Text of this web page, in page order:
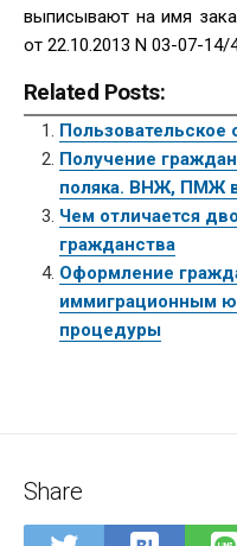
выписывают на имя
от 22.10.2013 N 03-07-14/
Related Posts:
Пользовательское
Получение
поляка. ВНЖ, ПМЖ
Чем отличается
гражданства
Оформление
иммиграционным
процедуры
Share